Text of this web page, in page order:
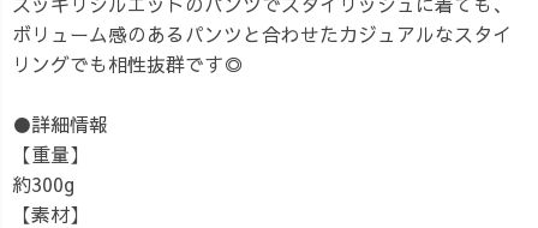
ボリューム感のあるパンツと合わせたカジュアルなスタイ
リングでも相性抜群です◎
●詳細情報
【重量】
約300g
【素材】